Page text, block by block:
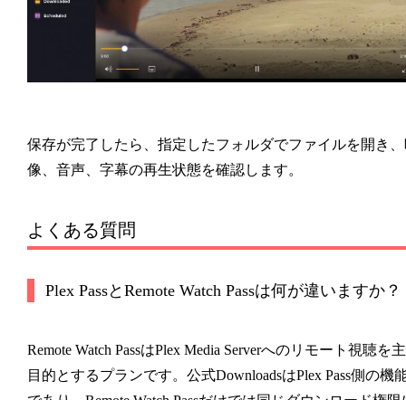
保存が完了したら、指定したフォルダでファイルを開き
像、音声、字幕の再生状態を確認します。
よくある質問
Plex PassとRemote Watch Passは何が違いますか？
Remote Watch PassはPlex Media Serverへのリモート視聴を主
目的とするプランです。公式DownloadsはPlex Pass側の機